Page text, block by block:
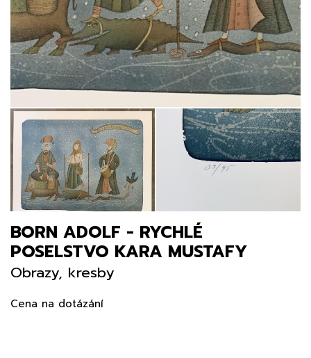
BORN ADOLF - RYCHLÉ
POSELSTVO KARA MUSTAFY
Obrazy, kresby
Cena na dotázání